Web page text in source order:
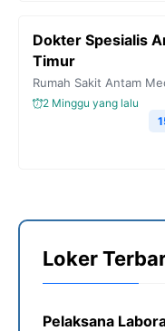
Dokter Spesialis
Timur
Rumah Sakit Antam
2 Minggu yang lalu
Loker
Pelaksana